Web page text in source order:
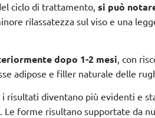
ciclo di trattamento,si può
rilassatezza sul viso e una
dopo 1-2 mesi, con
adipose e filler naturale delle
i risultati diventano più evidenti e
. Le forme risultano supportate da